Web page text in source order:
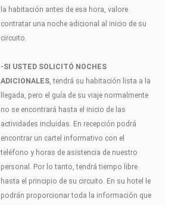
la habitación antes de esa hora, valore
contratar una noche adicional al inicio de su
circuito.
-SI USTED SOLICITÓ NOCHES
ADICIONALES, tendrá su habitación lista a la
llegada, pero el guía de su viaje normalmente
no se encontrará hasta el inicio de las
actividades incluidas. En recepción podrá
encontrar un cartel informativo con el
teléfono y horas de asistencia de nuestro
personal. Por lo tanto, tendrá tiempo libre
hasta el principio de su circuito. En su hotel le
podrán proporcionar toda la información que